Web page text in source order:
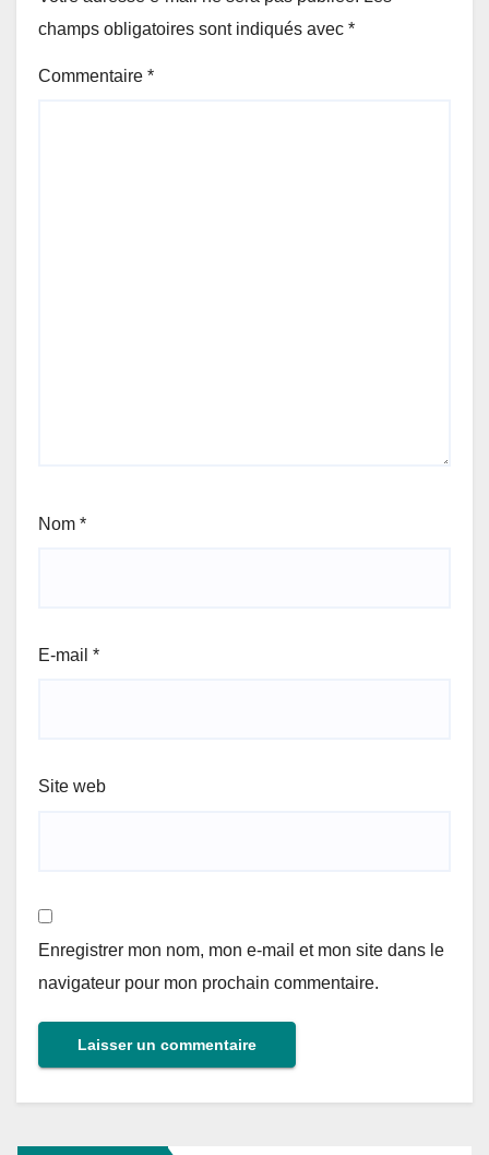
champs obligatoires sont indiqués avec *
Commentaire *
Nom *
E-mail *
Site web
Enregistrer mon nom, mon e-mail et mon site dans le
navigateur pour mon prochain commentaire.